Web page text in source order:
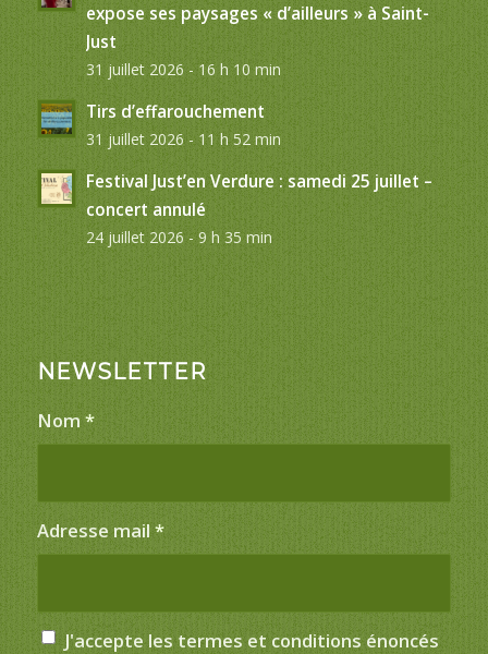
expose ses paysages « d’ailleurs » à Saint-
Just
31 juillet 2026 - 16 h 10 min
Tirs d’effarouchement
31 juillet 2026 - 11 h 52 min
Festival Just’en Verdure : samedi 25 juillet –
concert annulé
24 juillet 2026 - 9 h 35 min
NEWSLETTER
Nom *
Adresse mail *
J'accepte les termes et conditions énoncés